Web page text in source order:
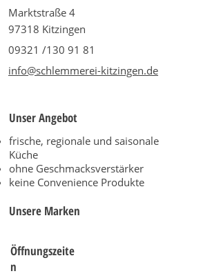
Marktstraße 4
97318 Kitzingen
09321 /130 91 81
info@schlemmerei-kitzingen.de
Unser Angebot
frische, regionale und saisonale
Küche
ohne Geschmacksverstärker
keine Convenience Produkte
Unsere Marken
Öffnungszeite
n